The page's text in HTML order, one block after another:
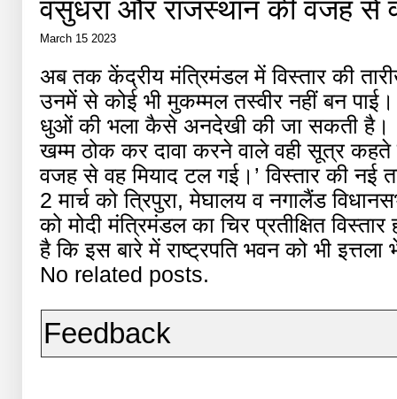
वसुंधरा और राजस्थान की वजह से
March 15 2023
अब तक केंद्रीय मंत्रिमंडल में विस्तार की
उनमें से कोई भी मुकम्मल तस्वीर नहीं बन
धुओं की भला कैसे अनदेखी की जा सकती है।
खम्म ठोक कर दावा करने वाले वही सूत्र कहते
वजह से वह मियाद टल गई।’ विस्तार की नई
2 मार्च को त्रिपुरा, मेघालय व नगालैंड
को मोदी मंत्रिमंडल का चिर प्रतीक्षित
है कि इस बारे में राष्ट्रपति भवन को भी
No related posts.
Feedback